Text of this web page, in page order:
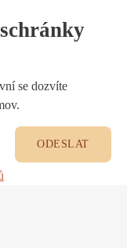
se dozvíte
ODESLAT